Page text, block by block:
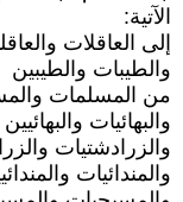
الآتية:
إلى العاقلات
والطيبات والطيبين
من المسلمات
والبهائيات والبهائيين
والزرادشتيات
والمندائيات